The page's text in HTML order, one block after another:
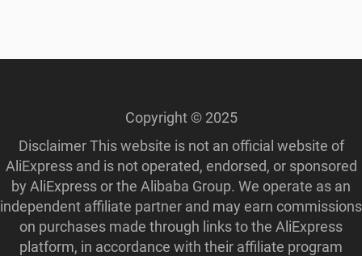
Copyright © 2025
Disclaimer This website is not an official website of
AliExpress and is not operated, endorsed, or sponsored
by AliExpress or the Alibaba Group. We operate as an
independent affiliate partner and may earn commissions
on purchases made through links to the AliExpress
platform, in accordance with their affiliate program